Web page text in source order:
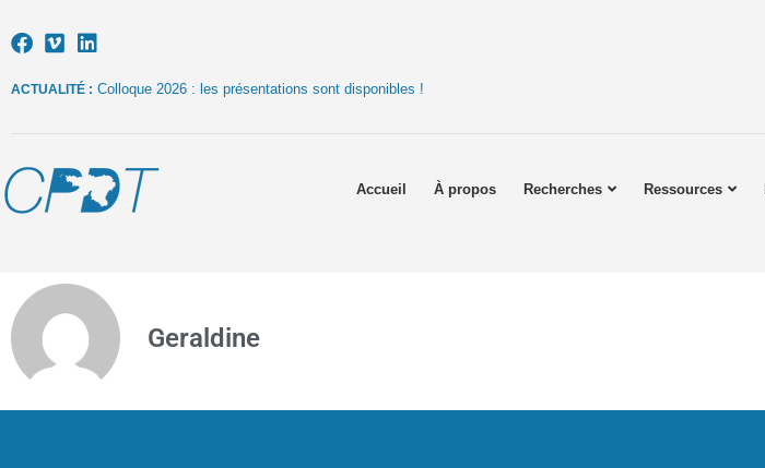
ACTUALITÉ : Colloque 2026 : les présentations sont disponibles !
Accueil À propos Recherches Ressources
Geraldine